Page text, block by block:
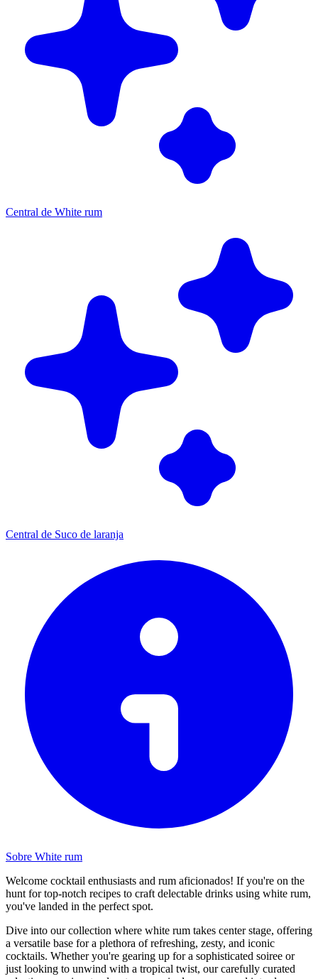
Central de White rum
Central de Suco de laranja
Sobre White rum
Welcome cocktail enthusiasts and rum aficionados! If you're on the
hunt for top-notch recipes to craft delectable drinks using white rum,
you've landed in the perfect spot.
Dive into our collection where white rum takes center stage, offering
a versatile base for a plethora of refreshing, zesty, and iconic
cocktails. Whether you're gearing up for a sophisticated soiree or
just looking to unwind with a tropical twist, our carefully curated